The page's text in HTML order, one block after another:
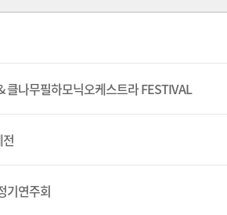
나무필하모닉오케스트라 FESTIVAL
기연주회